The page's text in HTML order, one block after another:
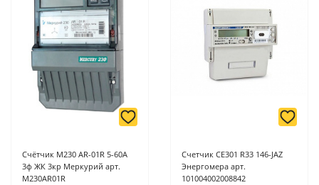
Счётчик М230 AR-01R 5-60А
3ф ЖК 3кр Меркурий арт.
M230AR01R
Счетчик CE301 R33 146-JAZ
Энергомера арт.
101004002008842